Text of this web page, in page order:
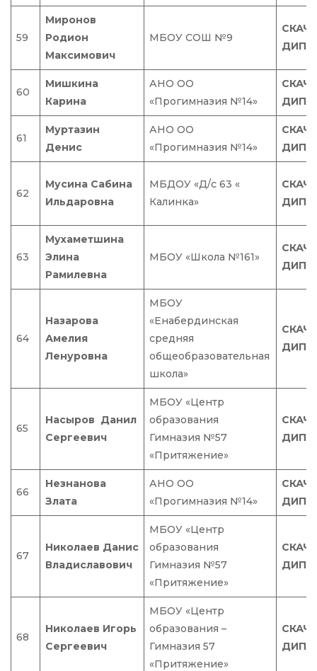
59
Миронов
Родион
Максимович
МБОУ СОШ №9
60
Мишкина
Карина
АНО ОО
«Прогимназия №14»
61
Муртазин
Денис
АНО ОО
«Прогимназия №14»
62
Мусина Сабина
Ильдаровна
МБДОУ «Д/с 63 «
Калинка»
63
Мухаметшина
Элина
Рамилевна
МБОУ «Школа №161»
64
Назарова
Амелия
Ленуровна
МБОУ
«Енабердинская
средняя
общеобразовательная
школа»
65
Насыров Данил
Сергеевич
МБОУ «Центр
образования
Гимназия №57
«Притяжение»
66
Незнанова
Злата
АНО ОО
«Прогимназия №14»
67
Николаев Данис
Владиславович
МБОУ «Центр
образования
Гимназия №57
«Притяжение»
68
Николаев Игорь
Сергеевич
МБОУ «Центр
образования –
Гимназия 57
«Притяжение»